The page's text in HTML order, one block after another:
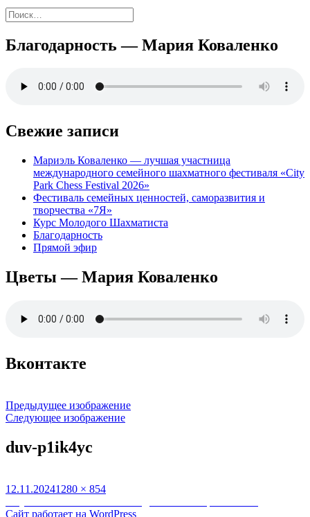
Найти:
Благодарность — Мария Коваленко
Свежие записи
Мариэль Коваленко — лучшая участница
международного семейного шахматного фестиваля «City
Park Chess Festival 2026»
Фестиваль семейных ценностей, саморазвития и
творчества «7Я»
Курс Молодого Шахматиста
Благодарность
Прямой эфир
Цветы — Мария Коваленко
Вконтакте
Предыдущее изображение
Следующее изображение
duv-p1ik4yc
Опубликовано
12.11.2024Полный
1280 × 854
Навигация
Сайт работает на WordPress